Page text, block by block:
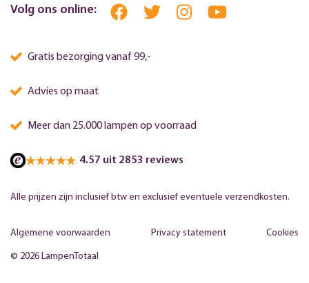
Volg ons online:
Gratis bezorging vanaf 99,-
Advies op maat
Meer dan 25.000 lampen op voorraad
4.57 uit 2853 reviews
Alle prijzen zijn inclusief btw en exclusief eventuele verzendkosten.
© 2026 LampenTotaal
Algemene voorwaarden Privacy statement Cookies